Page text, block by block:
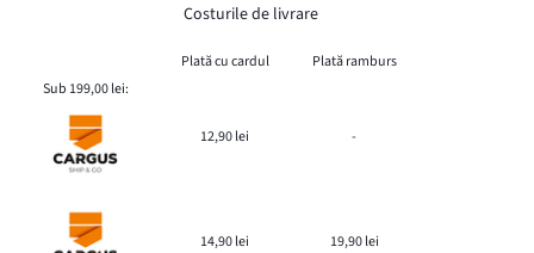
Costurile de livrare
Plată cu cardul
Plată ramburs
Sub 199,00 lei:
12,90 lei -
14,90 lei 19,90 lei